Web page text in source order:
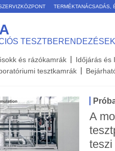
TERMÉKTANÁCSADÁS,
TESZTBERENDEZÉSEK
és rázókamrák
Időjárás és
tesztkamrák
A
teszi